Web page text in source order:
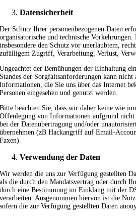
Datensicherheit
Der Schutz Ihrer personenbezogenen Daten
organisatorische und technische
insbesondere den Schutz vor unerlaubtem,
zufälligem Zugriff, Verarbeitung, Verlust,
Ungeachtet der Bemühungen der Einhaltung
Standes der Sorgfaltsanforderungen kann nicht
Informationen, die Sie uns über das Internet
Personen eingesehen und genutzt werden.
Bitte beachten Sie, dass wir daher keine wie
Offenlegung von Informationen aufgrund nicht
bei der Datenübertragung und/oder
übernehmen (zB Hackangriff auf Email-
Faxen).
Verwendung der Daten
Wir werden die uns zur Verfügung gestellten
als die durch den Mandatsvertrag oder durch
durch eine Bestimmung im Einklang mit der
verarbeiten. Ausgenommen hiervon ist die
sofern die zur Verfügung gestellten Daten